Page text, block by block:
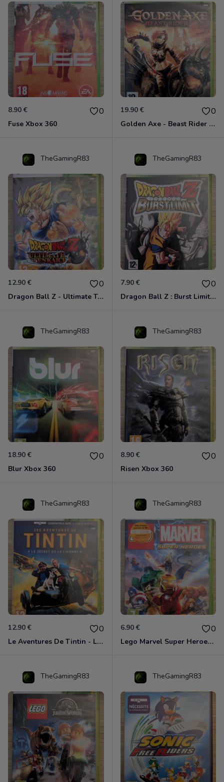
8.90 € 0
Fuse Xbox 360
19.90 € 0
Golden Axe - Beast Rider Xbox 360
TheGamingR83
12.90 € 0
Dragon Ball Z - Ultimate Tenkaichi Xbox 360
TheGamingR83
7.90 € 0
Dragon Ball Z : Burst Limit Xbox 360
TheGamingR83
18.90 € 0
Blur Xbox 360
TheGamingR83
8.90 € 0
Risen Xbox 360
TheGamingR83
12.90 € 0
Le Aventures De Tintin - Le Secret De La Licorne Xbox 360
TheGamingR83
6.90 € 0
Lego Marvel Super Heroes Xbox 360
TheGamingR83 TheGamingR83